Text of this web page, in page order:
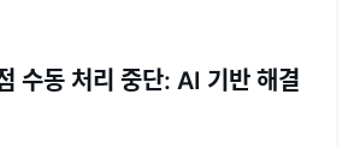
수동 처리 중단: AI 기반 해결